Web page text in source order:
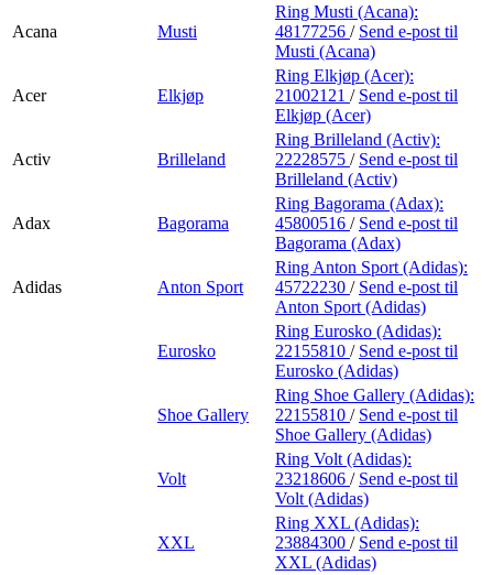
Acana Musti
Ring Musti (Acana):
48177256 / Send e-post til
Musti (Acana)
Acer Elkjøp
Ring Elkjøp (Acer):
21002121 / Send e-post til
Elkjøp (Acer)
Activ Brilleland
Ring Brilleland (Activ):
22228575 / Send e-post til
Brilleland (Activ)
Adax Bagorama
Ring Bagorama (Adax):
45800516 / Send e-post til
Bagorama (Adax)
Adidas Anton Sport
Ring Anton Sport (Adidas):
45722230 / Send e-post til
Anton Sport (Adidas)
Eurosko
Ring Eurosko (Adidas):
22155810 / Send e-post til
Eurosko (Adidas)
Shoe Gallery
Ring Shoe Gallery (Adidas):
22155810 / Send e-post til
Shoe Gallery (Adidas)
Volt
Ring Volt (Adidas):
23218606 / Send e-post til
Volt (Adidas)
XXL
Ring XXL (Adidas):
23884300 / Send e-post til
XXL (Adidas)